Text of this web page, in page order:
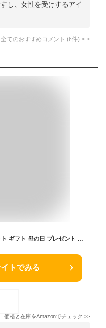
し、女性を受けするアイ
全てのおすすめコメント (6件) >
Chapon バスソルト 入浴剤 4本セット ギフト 母の日 プレゼント 誕生日（60g×4本）
トでみる
価格と在庫をAmazonでチェック >>